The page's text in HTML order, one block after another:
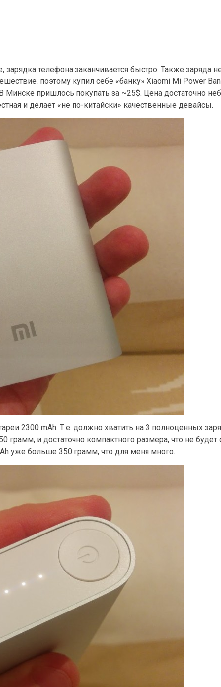
телефона заканчивается быстро. Также заряда
поэтому купил себе «банку» Xiaomi Mi Power
Минске пришлось покупать за ~25$. Цена достаточно
и делает «не по-китайски» качественные девайсы.
2300 mAh. Т.е. должно хватить на 3 полноценных
грамм, и достаточно компактного размера, что не будет
уже больше 350 грамм, что для меня много.